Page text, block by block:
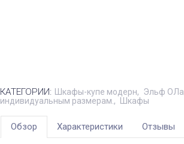
КАТЕГОРИИ: Шкафы-купе модерн Эльф ОЛа
индивидуальным размерам.
Шкафы
Обзор Характеристики Отзывы